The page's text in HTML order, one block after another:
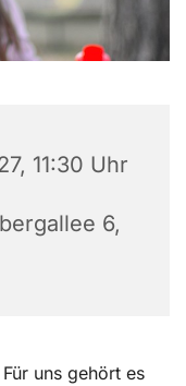
11:30 Uhr
6,
uns gehört es